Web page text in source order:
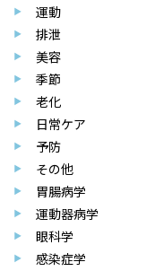
運動
排泄
美容
季節
老化
日常ケア
予防
その他
胃腸病学
運動器病学
眼科学
感染症学